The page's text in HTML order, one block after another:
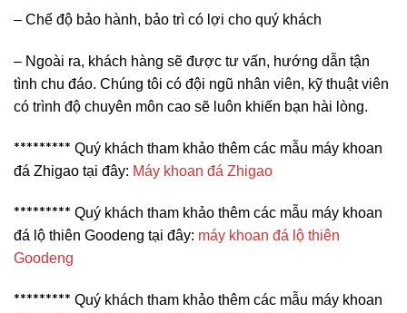
– Chế độ bảo hành, bảo trì có lợi cho quý khách
– Ngoài ra, khách hàng sẽ được tư vấn, hướng dẫn tận
tình chu đáo. Chúng tôi có đội ngũ nhân viên, kỹ thuật viên
có trình độ chuyên môn cao sẽ luôn khiến bạn hài lòng.
********* Quý khách tham khảo thêm các mẫu máy khoan
đá Zhigao tại đây: Máy khoan đá Zhigao
********* Quý khách tham khảo thêm các mẫu máy khoan
đá lộ thiên Goodeng tại đây: máy khoan đá lộ thiên
Goodeng
********* Quý khách tham khảo thêm các mẫu máy khoan